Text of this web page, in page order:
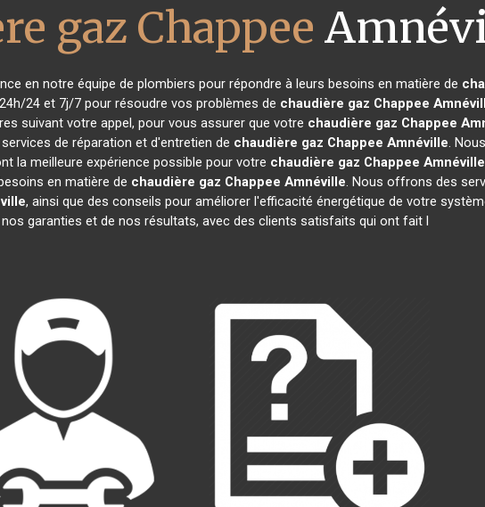
gaz Chappee
en notre équipe de plombiers pour répondre à leurs besoins en matière de
24 et 7j/7 pour résoudre vos problèmes de chaudière gaz Chappee
suivant votre appel, pour vous assurer que votre chaudière gaz Chappee
de réparation et d'entretien de chaudière gaz Chappee Amnéville.
la meilleure expérience possible pour votre chaudière gaz Chappee Amnéville
en matière de chaudière gaz Chappee Amnéville. Nous offrons des
, ainsi que des conseils pour améliorer l'efficacité énergétique de votre
garanties et de nos résultats, avec des clients satisfaits qui ont fait l